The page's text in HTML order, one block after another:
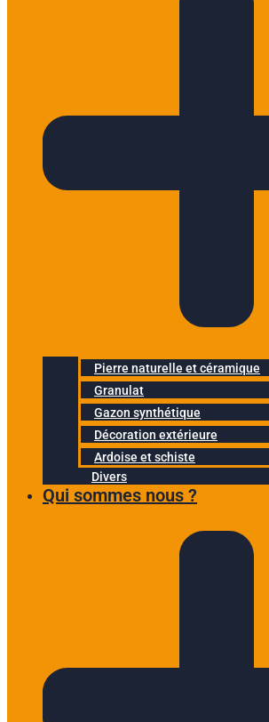
Pierre naturelle et céramique
Granulat
Gazon synthétique
Décoration extérieure
Ardoise et schiste
Divers
Qui sommes nous ?